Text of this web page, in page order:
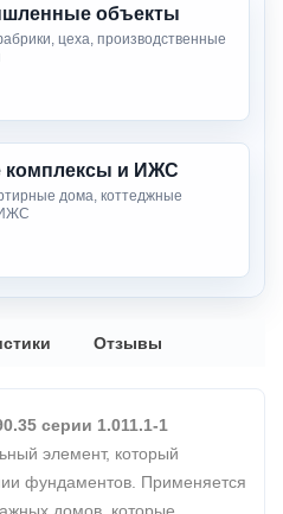
объекты
цеха, производственные
и ИЖС
дома, коттеджные
Отзывы
серии 1.011.1-1
элемент, который
фундаментов. Применяется